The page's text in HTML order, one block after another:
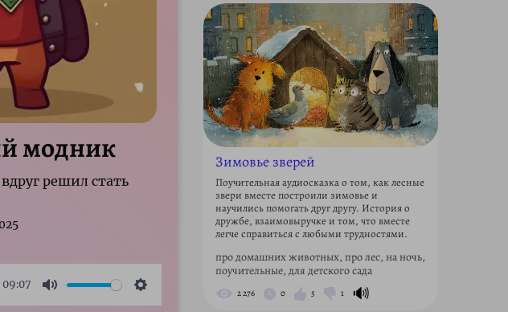
модник
решил стать
09:07
Mute Settings
Зимовье зверей
Поучительная аудиосказка о том, как лесные
звери вместе построили зимовье и
научились помогать друг другу. История о
дружбе, взаимовыручке и том, что вместе
легче справиться с любыми трудностями.
про домашних животных, про лес, на ночь,
поучительные, для детского сада
2 276 0 5 1 🔊